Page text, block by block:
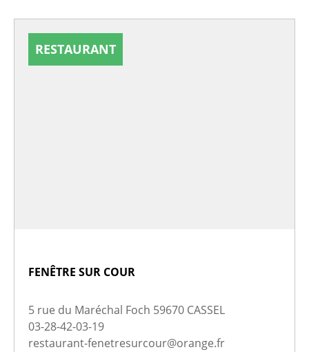
RESTAURANT
FENÊTRE SUR COUR
5 rue du Maréchal Foch 59670 CASSEL
03-28-42-03-19
restaurant-fenetresurcour@orange.fr